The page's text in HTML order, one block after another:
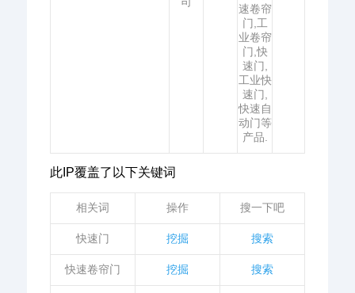
速卷帘
门,工
业卷帘
门,快
速门,
工业快
速门,
快速自
动门等
产品.
此IP覆盖了以下关键词
相关词 操作 搜一下吧
快速门 挖掘 搜索
快速卷帘门 挖掘 搜索